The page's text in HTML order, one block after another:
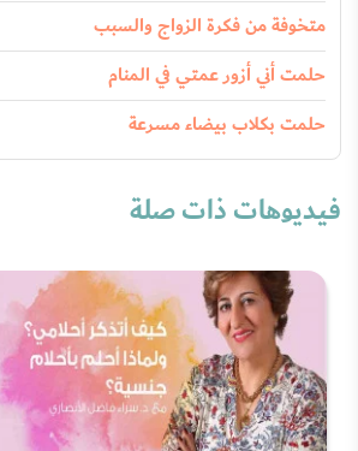
متخوفة من فكرة الزواج والسبب
حلمت أني أزور عمتي في المنام
حلمت بكلاب بيضاء مسرعة
فيديوهات ذات صلة